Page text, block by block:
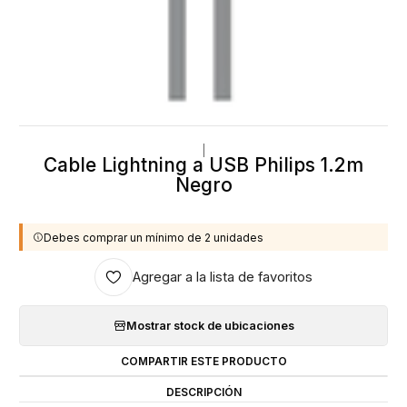
Cable Lightning a USB Philips 1.2m
Negro
Debes comprar un mínimo de 2 unidades
Agregar a la lista de favoritos
Mostrar stock de ubicaciones
COMPARTIR ESTE PRODUCTO
DESCRIPCIÓN